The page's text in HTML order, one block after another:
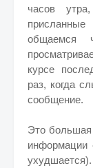
часов
общаемся
курсе
раз, когда
сообщение.
Это
информации